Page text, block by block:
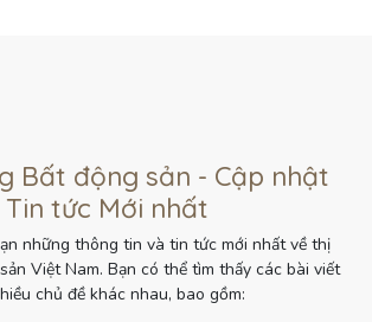
Bất động sản - Cập nhật
Tin tức Mới nhất
những thông tin và tin tức mới nhất về thị
Việt Nam. Bạn có thể tìm thấy các bài viết
chủ đề khác nhau, bao gồm: